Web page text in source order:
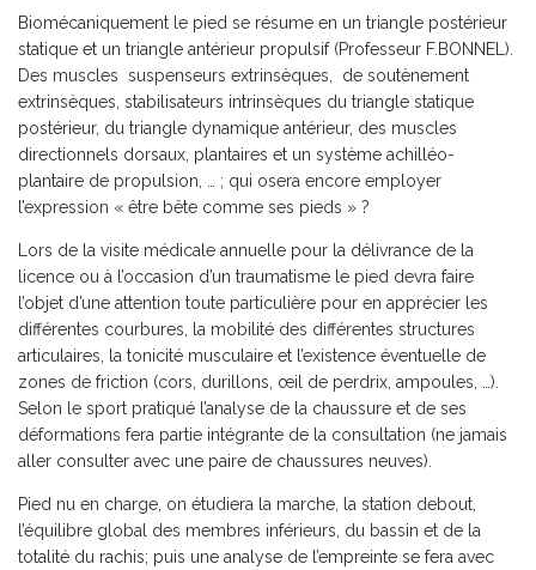
Biomécaniquement le pied se résume en un triangle postérieur
statique et un triangle antérieur propulsif (Professeur F.BONNEL).
Des muscles suspenseurs extrinsèques, de soutènement
extrinsèques, stabilisateurs intrinsèques du triangle statique
postérieur, du triangle dynamique antérieur, des muscles
directionnels dorsaux, plantaires et un système achilléo-
plantaire de propulsion, … ; qui osera encore employer
l’expression « être bête comme ses pieds » ?
Lors de la visite médicale annuelle pour la délivrance de la
licence ou à l’occasion d’un traumatisme le pied devra faire
l’objet d’une attention toute particulière pour en apprécier les
différentes courbures, la mobilité des différentes structures
articulaires, la tonicité musculaire et l’existence éventuelle de
zones de friction (cors, durillons, œil de perdrix, ampoules, …).
Selon le sport pratiqué l’analyse de la chaussure et de ses
déformations fera partie intégrante de la consultation (ne jamais
aller consulter avec une paire de chaussures neuves).
Pied nu en charge, on étudiera la marche, la station debout,
l’équilibre global des membres inférieurs, du bassin et de la
totalité du rachis; puis une analyse de l’empreinte se fera avec